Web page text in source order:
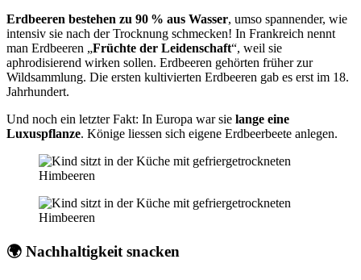
Erdbeeren bestehen zu 90 % aus Wasser, umso spannender, wie
intensiv sie nach der Trocknung schmecken! In Frankreich nennt
man Erdbeeren „Früchte der Leidenschaft“, weil sie
aphrodisierend wirken sollen. Erdbeeren gehörten früher zur
Wildsammlung. Die ersten kultivierten Erdbeeren gab es erst im 18.
Jahrhundert.
Und noch ein letzter Fakt: In Europa war sie lange eine
Luxuspflanze. Könige liessen sich eigene Erdbeerbeete anlegen.
🌍 Nachhaltigkeit snacken